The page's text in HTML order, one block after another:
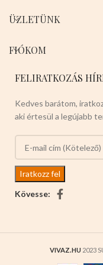
ÜZLETÜNK
FIÓKOM
FELIRATKOZÁS
Kedves barátom,
aki értesül a legújabb
Kövesse:
VIVAZ.HU 2023